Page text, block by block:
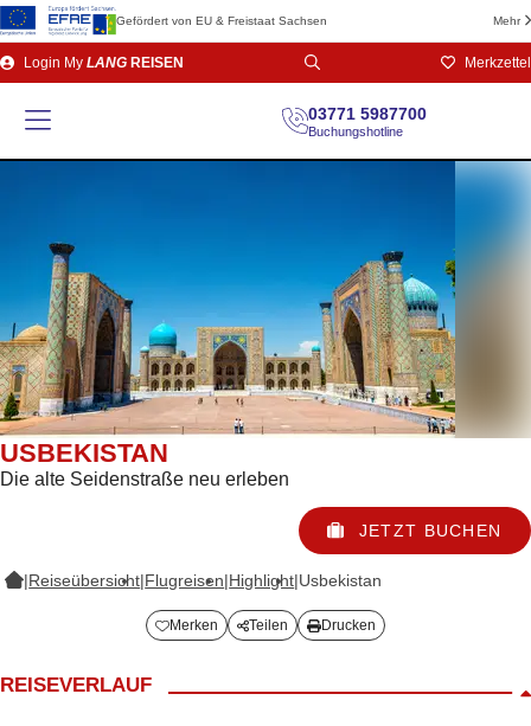
Gefördert von EU & Freistaat Sachsen Mehr
Direkt
zum
Login My LANG REISEN Merkzettel
03771 5987700
Buchungshotline
USBEKISTAN
Die alte Seidenstraße neu erleben
JETZT BUCHEN
|Reiseübersicht|Flugreisen|Highlight|Usbekistan
Merken Teilen Drucken
REISEVERLAUF